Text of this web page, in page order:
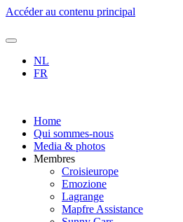
Accéder au contenu principal
NL
FR
Home
Qui sommes-nous
Media & photos
Membres
Croisieurope
Emozione
Lagrange
Mapfre Assistance